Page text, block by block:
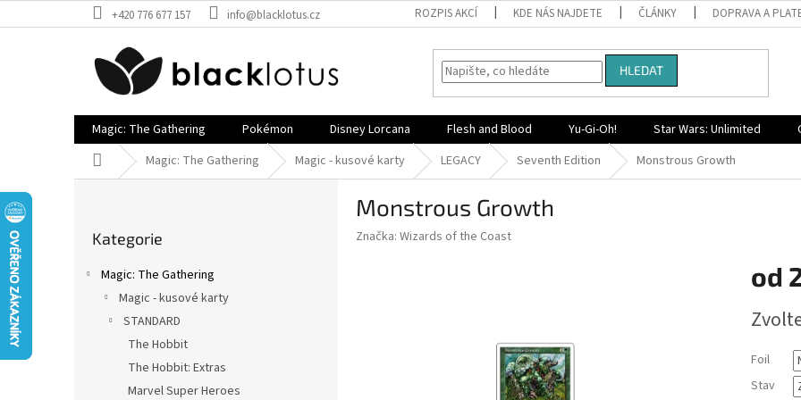
na
+420 776 677 157 info@blacklotus.cz ROZPIS AKCÍ KDE NÁS NAJDETE ČLÁNKY DOPRAVA A
HLEDAT
Magic: The Gathering Pokémon Disney Lorcana Flesh and Blood Yu-Gi-Oh! Star Wars: Unlimited
Domů Magic: The Gathering Magic - kusové karty LEGACY Seventh Edition Monstrous Growth
kategorie
Kategorie
Magic: The Gathering
Magic - kusové karty
STANDARD
The Hobbit
The Hobbit: Extras
Marvel Super Heroes
Monstrous Growth
Značka: Wizards of the Coast
od
cena:
Foil
Stav